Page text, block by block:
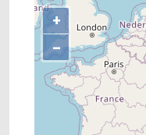
+
–